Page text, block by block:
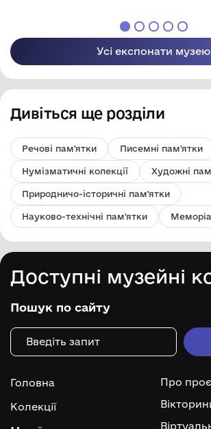
Усі експонати музею
Дивіться ще розділи
Речові пам'ятки Писемні пам'ятки
Нумізматичні колекції Художні
Природничо-історичні пам'ятки
Науково-технічні пам'ятки
Доступні музейні
Пошук по сайту
Головна
Колекції
Про